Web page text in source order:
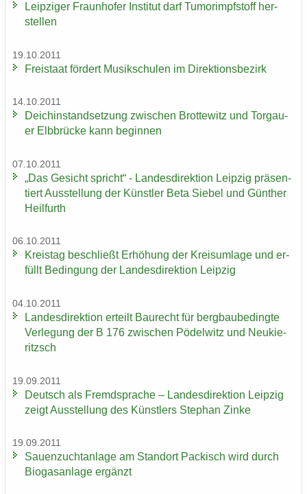
Leip­zi­ger Fraun­ho­fer In­sti­tut darf Tu­mor­impf­stoff her­
stel­len
19.10.2011
Frei­staat för­dert Mu­sik­schu­len im Di­rek­ti­ons­be­zirk
14.10.2011
Deich­in­stand­set­zung zwi­schen Brot­te­witz und Tor­gau­
er Elb­brü­cke kann be­gin­nen
07.10.2011
„Das Ge­sicht spricht“ - Lan­des­di­rek­ti­on Leip­zig prä­sen­
tiert Aus­stel­lung der Künst­ler Beta Sie­bel und Gün­ther
Heil­furth
06.10.2011
Kreis­tag be­schließt Er­hö­hung der Kreis­um­la­ge und er­
füllt Be­din­gung der Lan­des­di­rek­ti­on Leip­zig
04.10.2011
Lan­des­di­rek­ti­on er­teilt Bau­recht für berg­bau­be­ding­te
Ver­le­gung der B 176 zwi­schen Pö­del­witz und Neu­kie­
ritzsch
19.09.2011
Deutsch als Fremd­spra­che – Lan­des­di­rek­ti­on Leip­zig
zeigt Aus­stel­lung des Künst­lers Ste­phan Zinke
19.09.2011
Sauen­zucht­an­la­ge am Stand­ort Pa­ckisch wird durch
Bio­gas­an­la­ge er­gänzt